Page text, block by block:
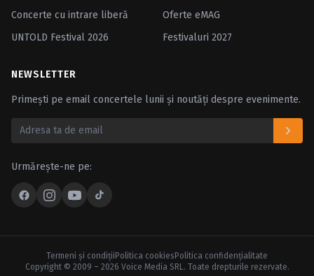
Concerte cu intrare liberă
Oferte eMAG
UNTOLD Festival 2026
Festivaluri 2027
NEWSLETTER
Primești pe email concertele lunii și noutăți despre evenimente.
Urmărește-ne pe:
Termeni şi condiţii Politica cookies Politica confidenţialitate
Copyright © 2009 – 2026 Voice Media SRL. Toate drepturile rezervate.